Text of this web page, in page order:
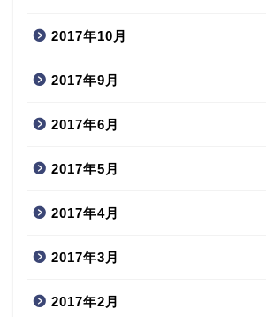
2017年10月
2017年9月
2017年6月
2017年5月
2017年4月
2017年3月
2017年2月